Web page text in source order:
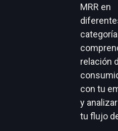
MRR en
relación
con tu
y
tu flujo